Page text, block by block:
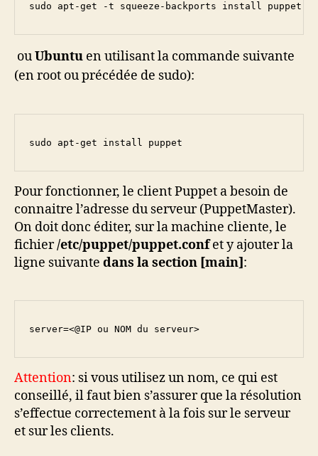
sudo apt-get -t squeeze-backports install puppet
ouUbuntu en utilisant la commande suivante
(en root ou précédée de sudo):
sudo apt-get install puppet
Pour fonctionner, le client Puppet a besoin de
connaitre l’adresse du serveur (PuppetMaster).
On doit donc éditer, sur la machine cliente, le
fichier/etc/puppet/puppet.confet y ajouter la
ligne suivante dans la section [main] :
server=<@IP ou NOM du serveur>
Attention: si vous utilisez un nom, ce qui est
conseillé, il faut bien s’assurer que la résolution
s’effectue correctement à la fois sur le serveur
et sur les clients.